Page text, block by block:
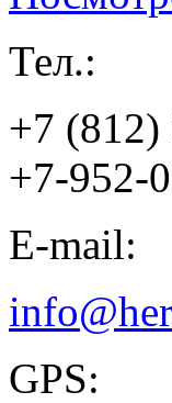
Тел.:
+7 (812)
+7-952-
E-mail:
GPS: